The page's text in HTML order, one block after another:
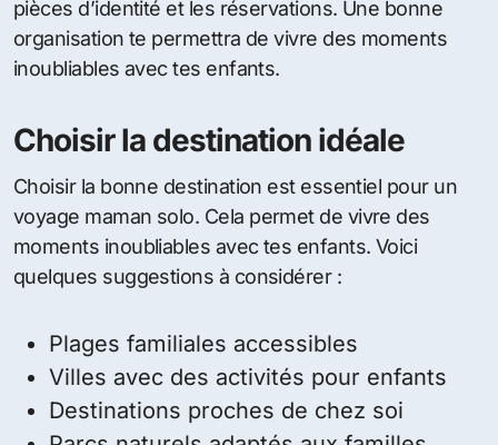
pièces d’identité et les réservations. Une bonne
organisation te permettra de vivre des moments
inoubliables avec tes enfants.
Choisir la destination idéale
Choisir la bonne destination est essentiel pour un
voyage maman solo. Cela permet de vivre des
moments inoubliables avec tes enfants. Voici
quelques suggestions à considérer :
Plages familiales accessibles
Villes avec des activités pour enfants
Destinations proches de chez soi